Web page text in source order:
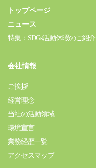
トップページ
ニュース
特集：SDGs活動休暇のご紹介
会社情報
ご挨拶
経営理念
当社の活動領域
環境宣言
業務経歴一覧
アクセスマップ